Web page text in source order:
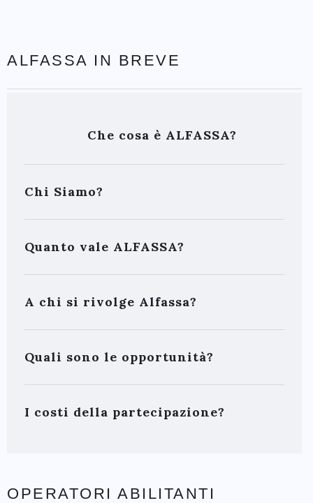
ALFASSA IN BREVE
Che cosa è ALFASSA?
Chi Siamo?
Quanto vale ALFASSA?
A chi si rivolge Alfassa?
Quali sono le opportunità?
I costi della partecipazione?
OPERATORI ABILITANTI